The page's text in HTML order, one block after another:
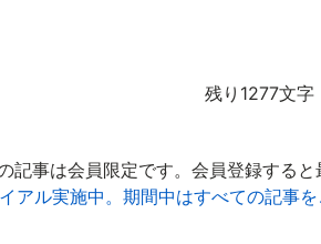
残り1277文字
記事は会員限定です。会員登録すると
アル実施中。期間中はすべての記事